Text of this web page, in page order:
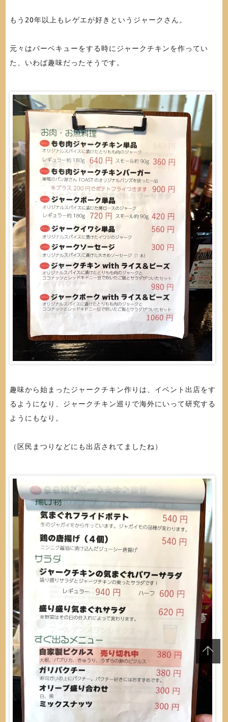
もう20年以上もレゲエが好きというジャークさん。
元々はバーベキューをする時にジャークチキンを作ってい
た、いわば趣味だったそうです。
趣味から始まったジャークチキン作りは、イベント出店をす
るようになり、ジャークチキン巡りで海外にいって研究する
ようにもなり。
（区民まつりなどにも出店されてましたね）